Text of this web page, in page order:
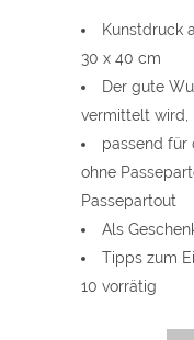
Kunstdruck
30 x 40 cm
Der gute
vermittelt wird,
passend für
ohne
Passepartout
Als
Tipps zum
10 vorrätig